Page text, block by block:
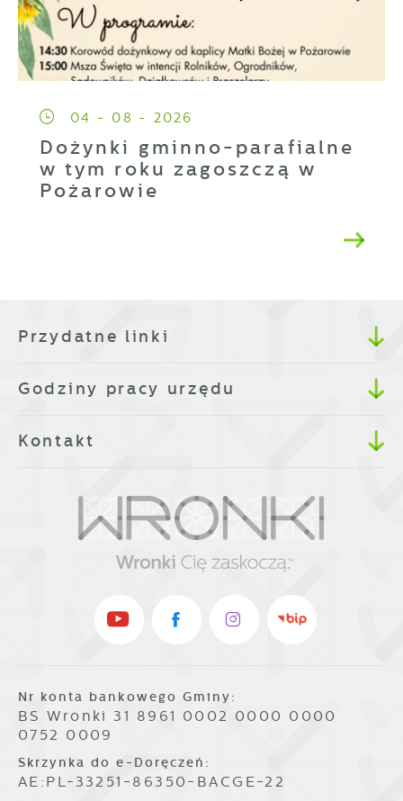
04 - 08 - 2026
Dożynki gminno-parafialne
w tym roku zagoszczą w
Pożarowie
Przydatne linki
Godziny pracy urzędu
Kontakt
Nr konta bankowego Gminy:
BS Wronki 31 8961 0002 0000 0000
0752 0009
Skrzynka do e-Doręczeń:
AE:PL-33251-86350-BACGE-22